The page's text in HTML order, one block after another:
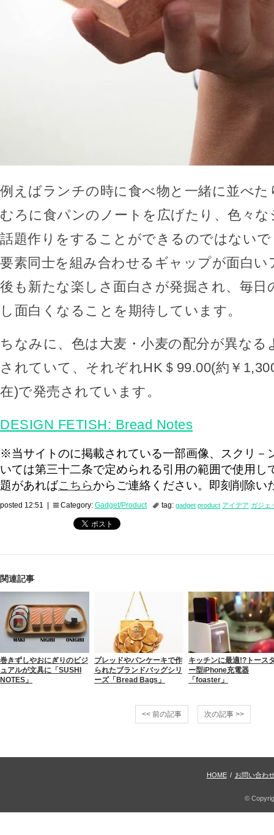
例えばランチの時に食べ物と一緒に並べた
むろに食パンのノートを広げたり、色々
話題作りをすることができるのではない
要素同士を組み合わせるギャップが面白い
後も新たな楽しさ面白さが発掘され、毎日
し面白くなることを期待しています。
ちなみに、色は大麦・小麦の配分が異なる
されていて、それぞれHK＄99.00(約￥
在)で発売されています。
DESIGN FETISH: Bread Notes
※当サイトのに掲載されている一部画像、スクリ－
いては第三十二条で定められる引用の範囲で使用し
題があればこちらからご連絡ください。即刻削除い
posted 12:51 | Category: Gadget/Product tag: gadget product アイデア ガジェ
関連記事
巻きずしやおにぎりのビジ
ュアルが文具に「SUSHI
NOTES」
ブレッドやパンケーキで作
られたブランドバッグシリ
ーズ「Bread Bags」
キッチンに最適!?トース
ー型iPhone充電器
「foaster」
<< 前の記事 次の記事 >>
HOME / お問い合わ
©